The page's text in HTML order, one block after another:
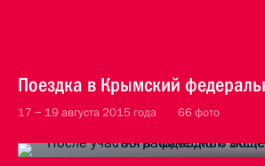
Поездка в Крымский
17 − 19 августа 2015 года 66 фото